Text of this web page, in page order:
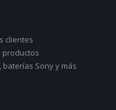
clientes
productos
baterías Sony y más